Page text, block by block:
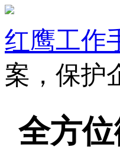
红鹰工作
案，保护
全方